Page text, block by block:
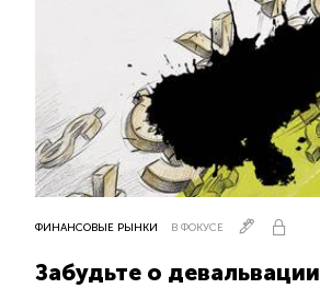
ФИНАНСОВЫЕ РЫНКИ В ФОКУСЕ
Забудьте о девальвации